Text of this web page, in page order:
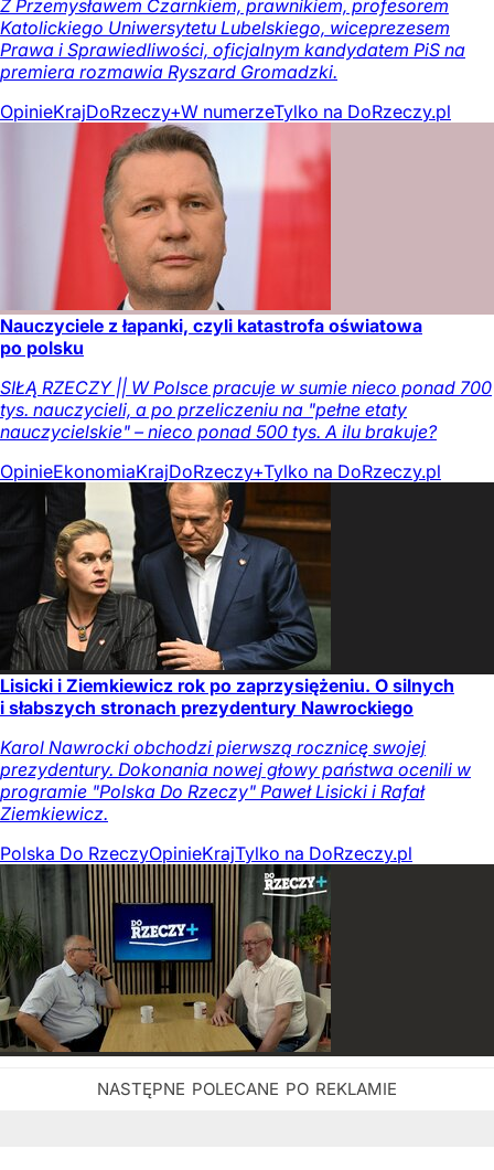
Z Przemysławem Czarnkiem, prawnikiem, profesorem
Katolickiego Uniwersytetu Lubelskiego, wiceprezesem
Prawa i Sprawiedliwości, oficjalnym kandydatem PiS na
premiera rozmawia Ryszard Gromadzki.
OpinieKrajDoRzeczy+W numerzeTylko na DoRzeczy.pl
Nauczyciele z łapanki, czyli katastrofa oświatowa
po polsku
SIŁĄ RZECZY || W Polsce pracuje w sumie nieco ponad 700
tys. nauczycieli, a po przeliczeniu na "pełne etaty
nauczycielskie" – nieco ponad 500 tys. A ilu brakuje?
OpinieEkonomiaKrajDoRzeczy+Tylko na DoRzeczy.pl
Lisicki i Ziemkiewicz rok po zaprzysiężeniu. O silnych
i słabszych stronach prezydentury Nawrockiego
Karol Nawrocki obchodzi pierwszą rocznicę swojej
prezydentury. Dokonania nowej głowy państwa ocenili w
programie "Polska Do Rzeczy" Paweł Lisicki i Rafał
Ziemkiewicz.
Polska Do RzeczyOpinieKrajTylko na DoRzeczy.pl